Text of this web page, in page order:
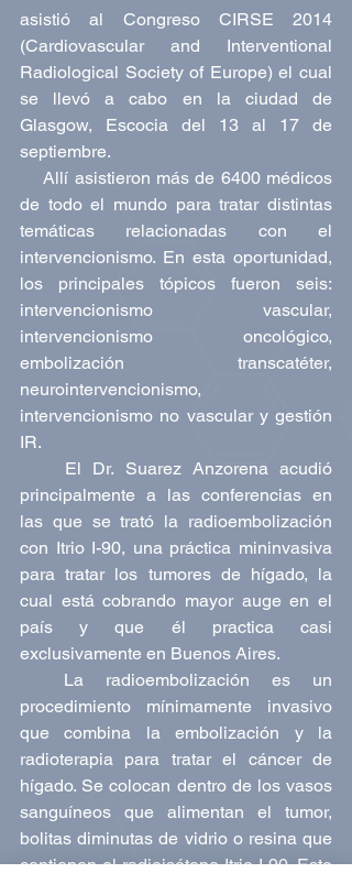
asistió al Congreso CIRSE 2014
(Cardiovascular and Interventional
Radiological Society of Europe) el cual
se llevó a cabo en la ciudad de
Glasgow, Escocia del 13 al 17 de
septiembre.
    Allí asistieron más de 6400 médicos
de todo el mundo para tratar distintas
temáticas relacionadas con el
intervencionismo. En esta oportunidad,
los principales tópicos fueron seis:
intervencionismo vascular,
intervencionismo oncológico,
embolización transcatéter,
neurointervencionismo,
intervencionismo no vascular y gestión
IR.
principalmente a las conferencias en
las que se trató la radioembolización
con Itrio I-90, una práctica mininvasiva
para tratar los tumores de hígado, la
cual está cobrando mayor auge en el
país y que él practica casi
exclusivamente en Buenos Aires.
procedimiento mínimamente invasivo
que combina la embolización y la
radioterapia para tratar el cáncer de
hígado. Se colocan dentro de los vasos
sanguíneos que alimentan el tumor,
bolitas diminutas de vidrio o resina que
contienen el radioisótopo Itrio I-90. Esto